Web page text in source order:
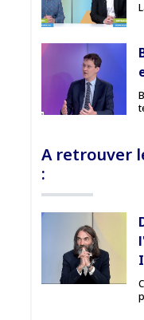
A retrouver
: